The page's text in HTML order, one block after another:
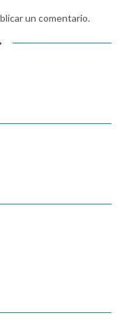
un comentario.